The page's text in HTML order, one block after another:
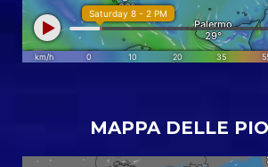
MAPPA DELLE